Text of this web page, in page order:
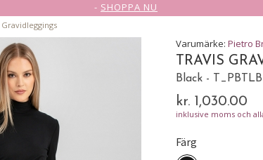
- SHOPPA NU
Varumärke:Pietro
TRAVIS
Black - T_PBTLB
kr. 1,030.00
inklusive moms och
Färg